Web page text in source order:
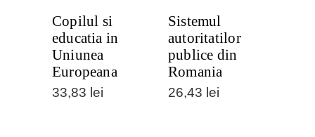
Copilul si
educatia in
Uniunea
Europeana
33,83 lei
Sistemul
autoritatilor
publice din
Romania
26,43 lei